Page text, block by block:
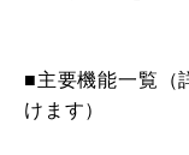
■主要機能一覧（
けます）